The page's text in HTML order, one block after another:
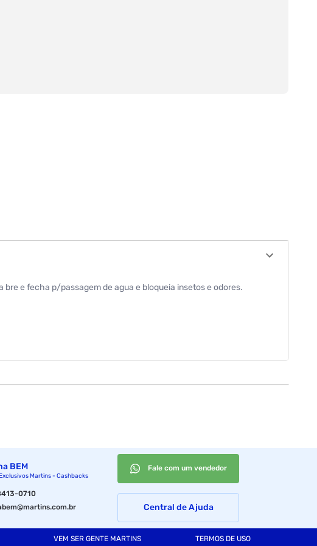
e fecha p/passagem de agua e bloqueia insetos e odores.
BEM
Martins - Cashbacks
0710
Fale com um vendedor
Central de Ajuda
VEM SER GENTE MARTINS TERMOS DE USO